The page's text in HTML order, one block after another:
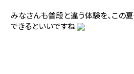
みなさんも普段と違う体験を、この
できるといいですね